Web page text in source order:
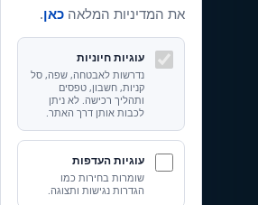
את המדיניות המלאה כאן.
עוגיות חיוניות
נדרשות לאבטחה, שפה, סל
קניות, חשבון, טפסים
ותהליך רכישה. לא ניתן
לכבות אותן דרך האתר.
עוגיות העדפות
שומרות בחירות כמו
הגדרות נגישות ותצוגה.